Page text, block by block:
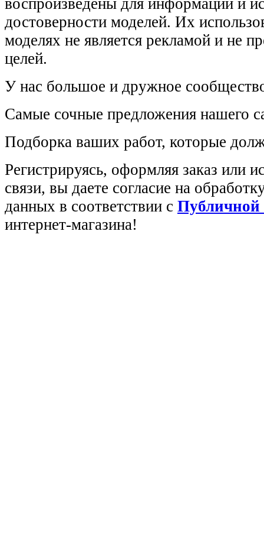
воспроизведены для информации и
достоверности моделей. Их
моделях не является рекламой и не
целей.
У нас большое и дружное
Самые сочные предложения нашего
Подборка ваших работ, которые
Регистрируясь, оформляя заказ или
связи, вы даете согласие на
данных в соответствии с Публичной
интернет-магазина!